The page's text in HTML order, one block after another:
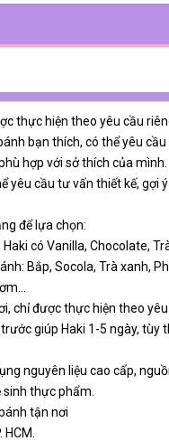
thực hiện theo yêu cầu
bạn thích, có thể yêu cầu
hợp với sở thích của mình.
yêu cầu tư vấn thiết kế, gợi
để lựa chọn:
Haki có Vanilla, Chocolate,
Bắp, Socola, Trà xanh,
chỉ được thực hiện theo
giúp Haki 1-5 ngày, tùy
nguyên liệu cao cấp,
sinh thực phẩm.
tận nơi